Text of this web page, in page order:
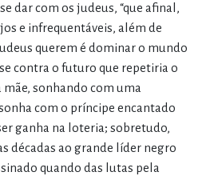
dar com os judeus, “que afinal,
e infrequentáveis, além de
querem é dominar o mundo
contra o futuro que repetiria o
sonhando com uma
com o príncipe encantado
ganha na loteria; sobretudo,
décadas ao grande líder negro
quando das lutas pela